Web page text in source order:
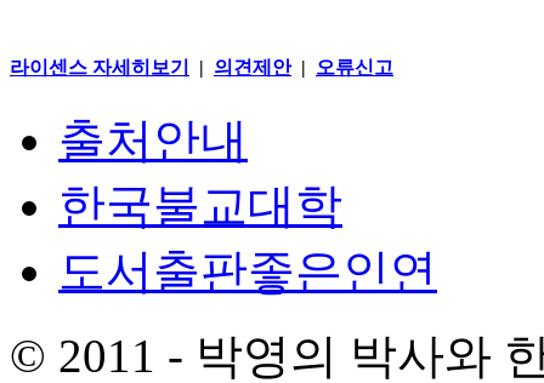
라이센스 자세히보기 | 의견제안| 오류신고
출처안내
한국불교대학
도서출판좋은인연
© 2011 - 박영의 박사와